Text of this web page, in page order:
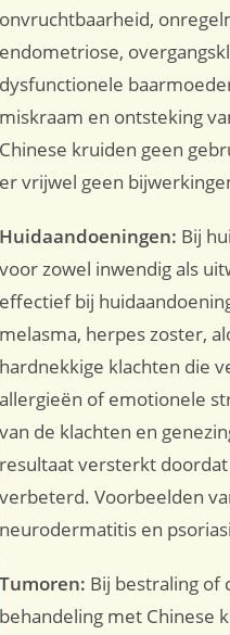
onvruchtbaarheid,
endometriose,
dysfunctionele
miskraam en ontsteking
Chinese kruiden geen
er vrijwel geen
Huidaandoeningen: Bij
voor zowel inwendig als
effectief bij
melasma, herpes zoster,
klachten die
allergieën of emotionele
van de klachten en
resultaat versterkt
Voorbeelden
neurodermatitis en
Bij bestraling of
met Chinese